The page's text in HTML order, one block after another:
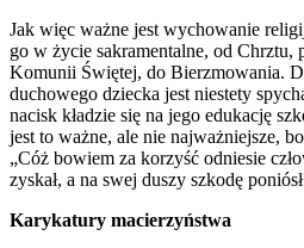
Jak więc ważne jest wychowanie
go w życie sakramentalne, od Chrztu,
Komunii Świętej, do Bierzmowania.
duchowego dziecka jest niestety
nacisk kładzie się na jego edukację
jest to ważne, ale nie najważniejsze,
„Cóż bowiem za korzyść odniesie
zyskał, a na swej duszy szkodę
Karykatury macierzyństwa